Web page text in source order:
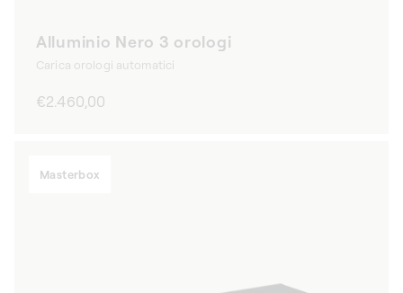
Alluminio Nero 3 orologi
Carica orologi automatici
Prezzo
€2.460,00
Masterbox